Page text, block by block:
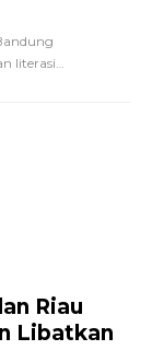
literasi
Riau
Libatkan